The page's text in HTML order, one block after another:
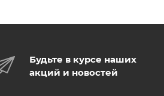
Будьте в курсе наших
акций и новостей